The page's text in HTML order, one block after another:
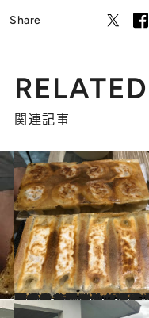
Share
関連記事
2023.11.27
【続きを読む】台湾民に愛される蘆洲の「切仔麺」や あったかご飯＆好きなおかずのお弁当 台湾街歩きで見つけたおすすめごはん
旅＆お出かけ